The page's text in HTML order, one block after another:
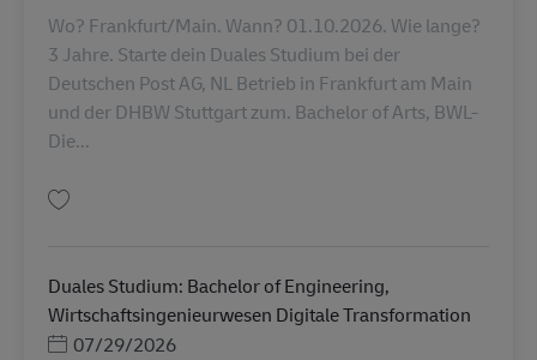
Wo? Frankfurt/Main. Wann? 01.10.2026. Wie lange?
3 Jahre. Starte dein Duales Studium bei der
Deutschen Post AG, NL Betrieb in Frankfurt am Main
und der DHBW Stuttgart zum. Bachelor of Arts, BWL-
Die...
Duales Studium: Bachelor of Engineering,
Wirtschaftsingenieurwesen Digitale Transformation
Posted Date
07/29/2026